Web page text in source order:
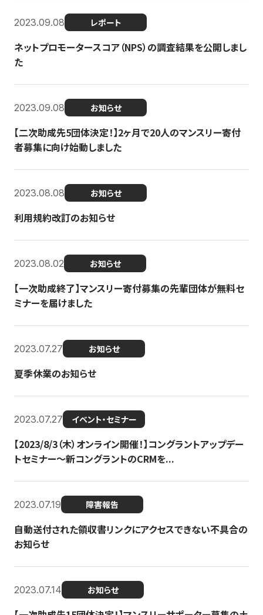
2023.09.08 レポート
ネットプロモータースコア（NPS）の調査結果を公開しまし
た
2023.09.08 お知らせ
【二次助成先5団体決定！】2ヶ月で20人のマンスリー寄付
者募集に向け始動しました
2023.08.08 お知らせ
利用規約改訂のお知らせ
2023.08.02 お知らせ
【一次助成終了】マンスリー寄付募集の先輩団体が無料セ
ミナーを届けました
2023.07.27 お知らせ
夏季休業のお知らせ
2023.07.27 イベント・セミナー
【2023/8/3（木）オンライン開催！】コングラントアップデー
トセミナー〜新コングラントのCRMを...
2023.07.19 障害報告
自動送付された領収書リンクにアクセスできない不具合の
お知らせ
2023.07.14 お知らせ